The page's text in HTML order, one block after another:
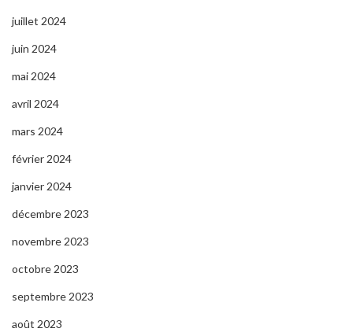
juillet 2024
juin 2024
mai 2024
avril 2024
mars 2024
février 2024
janvier 2024
décembre 2023
novembre 2023
octobre 2023
septembre 2023
août 2023